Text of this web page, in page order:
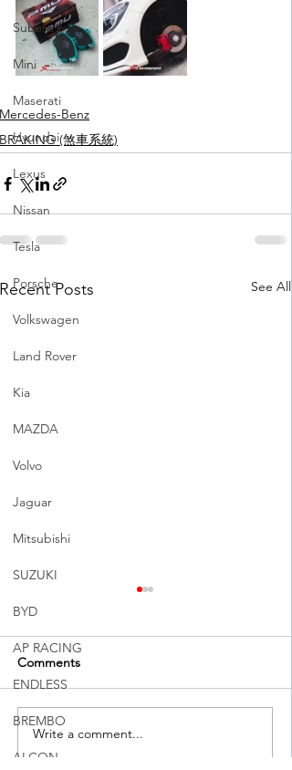
Subaru
Mini
Maserati
Hyundai
Lexus
Nissan
Tesla
Porsche
Volkswagen
Land Rover
Kia
MAZDA
Volvo
Jaguar
Mitsubishi
SUZUKI
BYD
AP RACING
ENDLESS
BREMBO
ALCON
Mercedes-Benz
BRAKING (煞車系統)
Recent Posts See All
➠➠【 MODEL Y JUNIPER
| 懸掛同剎車升級 】
Comments
Write a comment...